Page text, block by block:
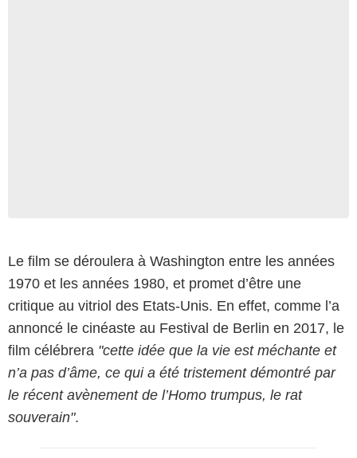
Le film se déroulera à Washington entre les années
1970 et les années 1980, et promet d’être une
critique au vitriol des Etats-Unis. En effet, comme l’a
annoncé le cinéaste au Festival de Berlin en 2017, le
film célébrera "cette idée que la vie est méchante et
n’a pas d’âme, ce qui a été tristement démontré par
le récent avènement de l’Homo trumpus, le rat
souverain".